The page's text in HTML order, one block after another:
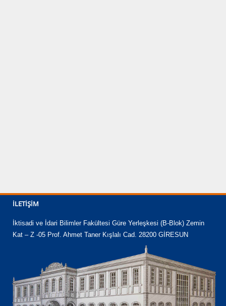
İLETIŞIM
İktisadi ve İdari Bilimler Fakültesi Güre Yerleşkesi (B-Blok) Zemin
Kat – Z -05 Prof. Ahmet Taner Kışlalı Cad. 28200 GİRESUN